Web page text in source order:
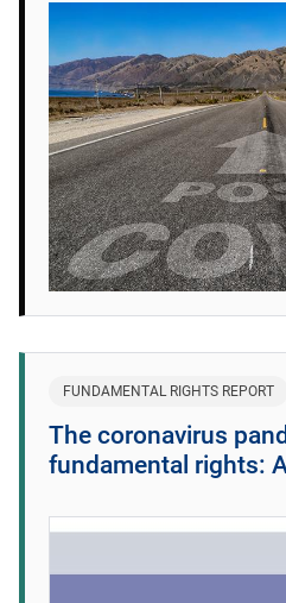
FUNDAMENTAL RIGHTS REPORT
The coronavirus
fundamental rights: